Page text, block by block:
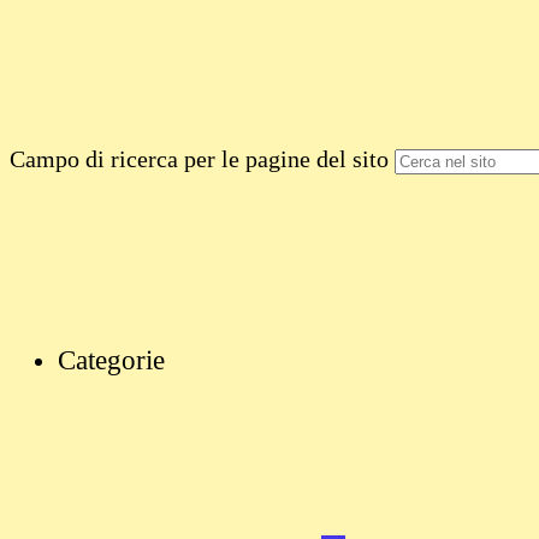
Campo di ricerca per le pagine del sito
Categorie